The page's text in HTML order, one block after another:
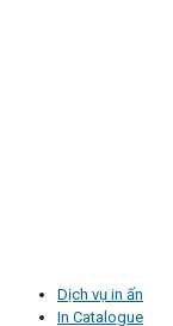
Dịch vụ in ấn
In Catalogue